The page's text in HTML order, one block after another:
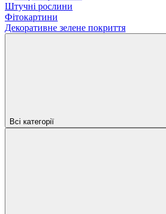
Штучні рослини
Фітокартини
Декоративне зелене покриття
Всі категорії